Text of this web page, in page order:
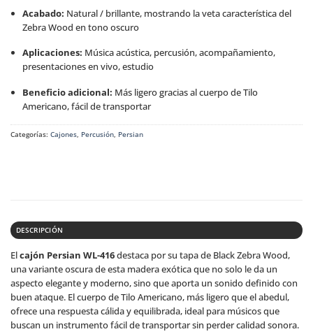
Acabado: Natural / brillante, mostrando la veta característica del
Zebra Wood en tono oscuro
Aplicaciones: Música acústica, percusión, acompañamiento,
presentaciones en vivo, estudio
Beneficio adicional: Más ligero gracias al cuerpo de Tilo
Americano, fácil de transportar
Categorías: Cajones, Percusión, Persian
DESCRIPCIÓN
Elcajón Persian WL-416destaca por su tapa de Black Zebra Wood,
una variante oscura de esta madera exótica que no solo le da un
aspecto elegante y moderno, sino que aporta un sonido definido con
buen ataque. El cuerpo de Tilo Americano, más ligero que el abedul,
ofrece una respuesta cálida y equilibrada, ideal para músicos que
buscan un instrumento fácil de transportar sin perder calidad sonora.